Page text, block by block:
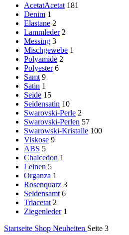
AcetatAcetat 181
Denim 1
Elastane 2
Lammleder 2
Messing 3
Mischgewebe 1
Polyamide 2
Polyester 6
Samt 9
Satin 1
Seide 15
Seidensatin 10
Swarovski-Perle 2
Swarovski-Perlen 57
Swarowski-Kristalle 100
Viskose 9
ABS 5
Chalcedon 1
Leinen 5
Organza 1
Rosenquarz 3
Seidensamt 6
Triacetat 2
Ziegenleder 1
Startseite Shop Neuheiten Seite 3